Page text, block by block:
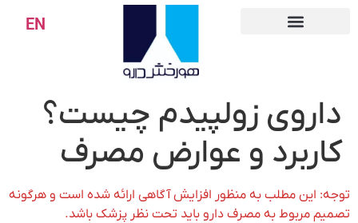
EN
داروی زولپیدم چیست؟
کاربرد و عوارض مصرف
توجه: این مطلب به منظور افزایش آگاهی ارائه شده است و هرگونه
تصمیم مربوط به مصرف دارو باید تحت نظر پزشک باشد.